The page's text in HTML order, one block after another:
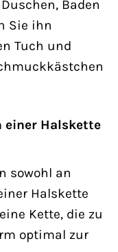
Baden
Sie ihn
Tuch und
einer Halskette
sowohl an
Halskette
Kette, die zu
optimal zur